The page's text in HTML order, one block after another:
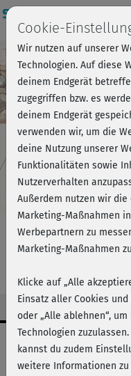
Kursvorschau - Jetzt
Im Büro -
Workout-Facts
leicht
Cookie-
Wir nutzen auf unserer
Technologien. Auf diese
deinem Endgerät
zugegriffen bzw. es
deinem Endgerät
verwenden wir, um die
deine Nutzung unserer
Funktionalitäten sowie
Nutzerverhalten
Außerdem nutzen wir die
Marketing-Maßnahmen
Werbepartnern zu
Marketing-Maßnahmen
Klicke auf „Alle
Einsatz aller Cookies
oder „Alle ablehnen“,
Technologien
kannst du zudem
weitere Informationen